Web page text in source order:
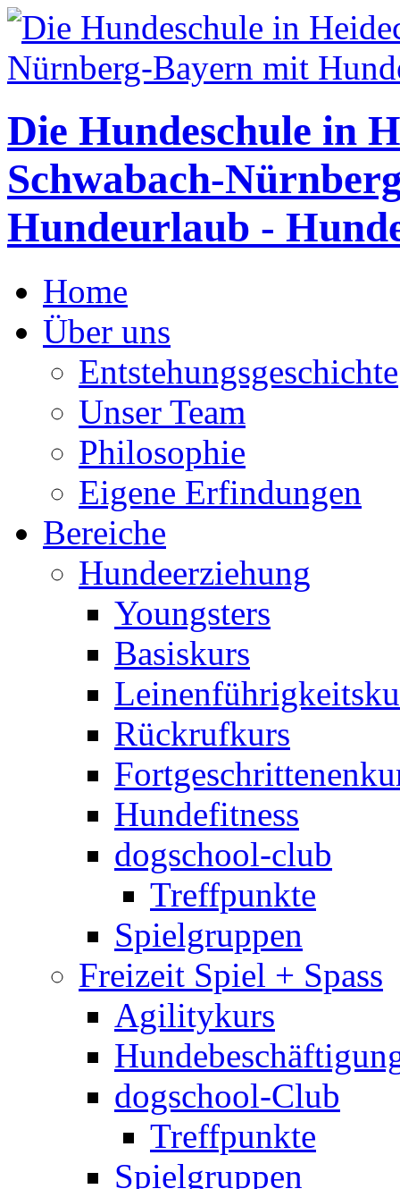
Die Hundeschule in
Schwabach-
Hundeurlaub -
Home
Über uns
Entstehungsgeschichte
Unser Team
Philosophie
Eigene Erfindungen
Bereiche
Hundeerziehung
Youngsters
Basiskurs
Rückrufkurs
Hundefitness
dogschool-club
Treffpunkte
Spielgruppen
Freizeit Spiel + Spass
Agilitykurs
dogschool-Club
Treffpunkte
Spielgruppen